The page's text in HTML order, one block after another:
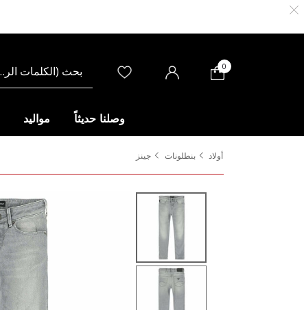
0
وصلنا حديثاً مواليد
أولاد بنطلونات
جينز